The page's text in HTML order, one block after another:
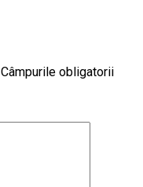
Câmpurile obligatorii